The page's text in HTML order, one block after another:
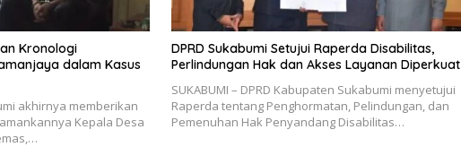
Kronologi
dalam Kasus
akhirnya memberikan
Kepala Desa
DPRD Sukabumi Setujui Raperda Disabilitas,
Perlindungan Hak dan Akses Layanan Diperkuat
SUKABUMI – DPRD Kabupaten Sukabumi menyetujui
Raperda tentang Penghormatan, Pelindungan, dan
Pemenuhan Hak Penyandang Disabilitas…